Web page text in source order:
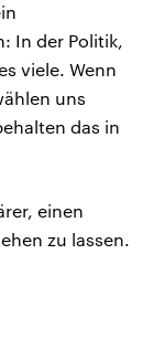
In der Politik,
viele. Wenn
uns
das in
einen
zu lassen.